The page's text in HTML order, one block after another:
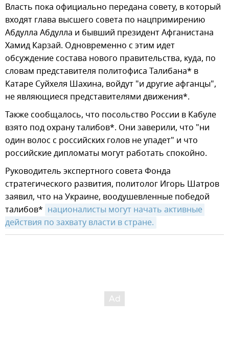
Власть пока официально передана совету, в который
входят глава высшего совета по нацпримирению
Абдулла Абдулла и бывший президент Афганистана
Хамид Карзай. Одновременно с этим идет
обсуждение состава нового правительства, куда, по
словам представителя политофиса Талибана* в
Катаре Суйхеля Шахина, войдут "и другие афганцы",
не являющиеся представителями движения*.
Также сообщалось, что посольство России в Кабуле
взято под охрану талибов*. Они заверили, что "ни
один волос с российских голов не упадет" и что
российские дипломаты могут работать спокойно.
Руководитель экспертного совета Фонда
стратегического развития, политолог Игорь Шатров
заявил, что на Украине, воодушевленные победой
талибов* националисты могут начать активные
действия по захвату власти в стране.